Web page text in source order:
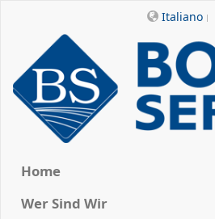
Italiano
Home
Wer Sind Wir